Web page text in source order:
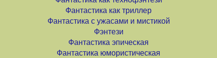
Фантастика как триллер
Фантастика с ужасами и мистикой
Фэнтези
Фантастика эпическая
Фантастика юмористическая